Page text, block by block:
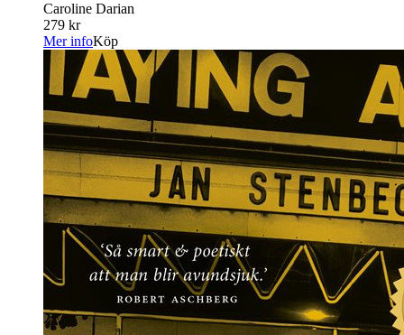
Caroline Darian
279 kr
Mer infoKöp